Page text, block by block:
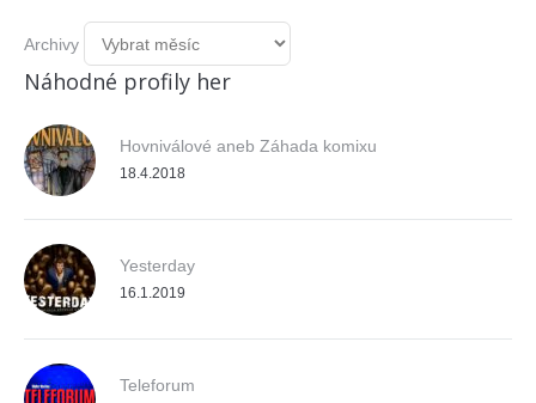
Archivy
Náhodné profily her
Hovniválové aneb Záhada komixu
18.4.2018
Yesterday
16.1.2019
Teleforum